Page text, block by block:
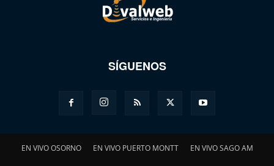
SÍGUENOS
EN VIVO OSORNO EN VIVO PUERTO MONTT EN VIVO SAGO AM